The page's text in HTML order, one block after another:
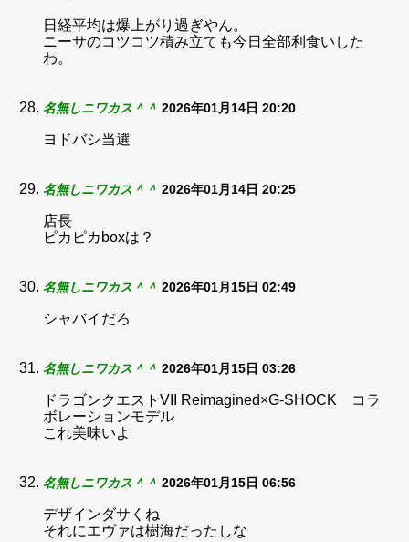
日経平均は爆上がり過ぎやん。
ニーサのコツコツ積み立ても今日全部利食いした
わ。
名無しニワカス＾＾ 2026年01月14日 20:20
ヨドバシ当選
名無しニワカス＾＾ 2026年01月14日 20:25
店長
ピカピカboxは？
名無しニワカス＾＾ 2026年01月15日 02:49
シャバイだろ
名無しニワカス＾＾ 2026年01月15日 03:26
ドラゴンクエストVII Reimagined×G-SHOCK コラ
ボレーションモデル
これ美味いよ
名無しニワカス＾＾ 2026年01月15日 06:56
デザインダサくね
それにエヴァは樹海だったしな